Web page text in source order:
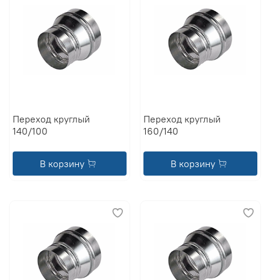
Переход круглый
140/100
В корзину
Переход круглый
160/140
В корзину